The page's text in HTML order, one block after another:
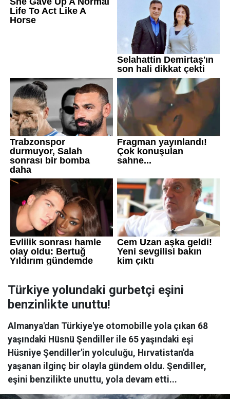
Türkiye yolundaki gurbetçi eşini
benzinlikte unuttu!
Almanya'dan Türkiye'ye otomobille yola çıkan 68
yaşındaki Hüsnü Şendiller ile 65 yaşındaki eşi
Hüsniye Şendiller'in yolculuğu, Hırvatistan'da
yaşanan ilginç bir olayla gündem oldu. Şendiller,
eşini benzilikte unuttu, yola devam etti...